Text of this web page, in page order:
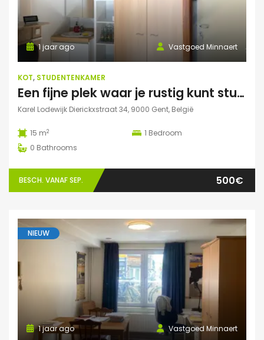
Vastgoed Minnaert
1 jaar ago
KOT, STUDENTENKAMER
Een fijne plek waar je rustig kunt studeren
Karel Lodewijk Dierickxstraat 34, 9000 Gent, België
15 m2 1 Bedroom
0 Bathrooms
BESCH. VANAF SEP. 500€
NIEUW
Vastgoed Minnaert
1 jaar ago